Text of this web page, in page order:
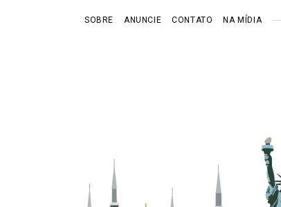
SOBRE ANUNCIE CONTATO NA MÍDIA